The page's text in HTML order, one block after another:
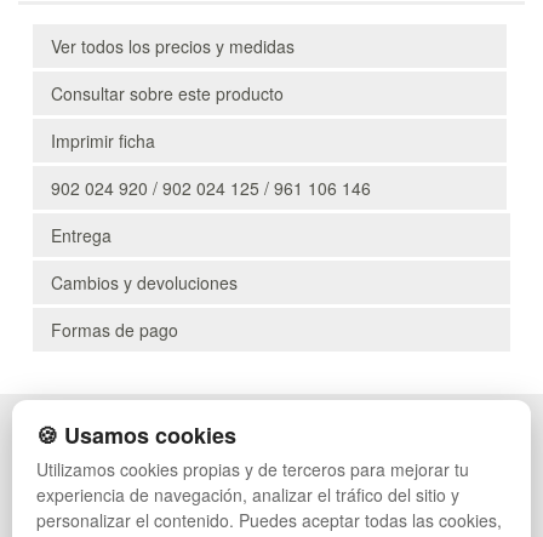
Ver todos los precios y medidas
Consultar sobre este producto
Imprimir ficha
902 024 920 / 902 024 125 / 961 106 146
Entrega
Cambios y devoluciones
Formas de pago
POLÍTICA DE PRIVACIDAD
CONDICIONES DE USO
CAMBIOS Y DEVOLUCIONES
CONTACTO
QUIENES SOMOS
PALETS DE PLÁSTICO
MANUTENCIÓN
GESTIÓN DE RESIDUOS
PALETS
🍪 Usamos cookies
Utilizamos cookies propias y de terceros para mejorar tu
experiencia de navegación, analizar el tráfico del sitio y
personalizar el contenido. Puedes aceptar todas las cookies,